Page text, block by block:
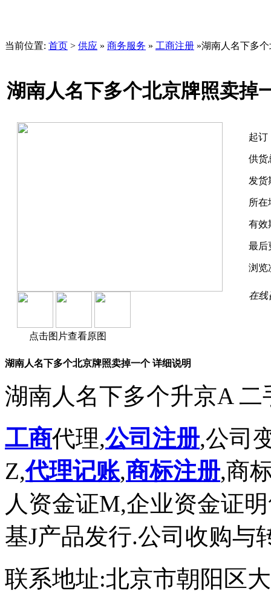
当前位置: 首页 > 供应 » 商务服务 » 工商注册 »湖南人名下多
湖南人名下多个北京牌照卖掉
点击图片查看原图
起订
供货
发货
所在
有效
最后
浏览
在线
湖南人名下多个北京牌照卖掉一个 详细说明
湖南人名下多个升京A 二
工商代理,公司注册,公司
Z,代理记账,商标注册,商
人资金证M,企业资金证
基J产品发行.公司收购与
联系地址:北京市朝阳区